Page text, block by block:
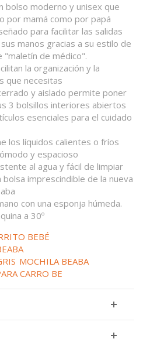
bolso moderno y unisex que
por mamá como por papá
para facilitar las salidas
manos gracias a su estilo de
"maletín de médico".
la organización y la
que necesitas
y aislado permite poner
3 bolsillos interiores abiertos
esenciales para el cuidado
los líquidos calientes o fríos
y espacioso
al agua y fácil de limpiar
imprescindible de la nueva
con una esponja húmeda.
a 30º
BEBÉ
MOCHILA BEABA
CARRO BE